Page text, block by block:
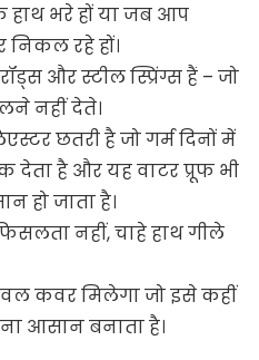
भरे हों या जब आप
निकल रहे हों।
और स्टील स्प्रिंग्स हैं – जो
नहीं देते।
छतरी है जो गर्म दिनों में
देता है और यह वाटर प्रूफ भी
हो जाता है।
नहीं, चाहे हाथ गीले
कवर मिलेगा जो इसे कहीं
आसान बनाता है।